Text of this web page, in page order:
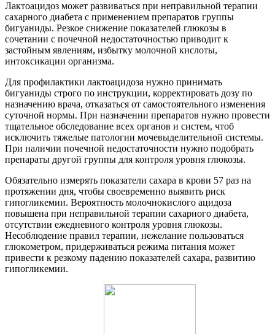
Лактоацидоз может развиваться при неправильной терапии
сахарного диабета с применением препаратов группы
бигуаниды. Резкое снижение показателей глюкозы в
сочетании с почечной недостаточностью приводит к
застойным явлениям, избытку молочной кислоты,
интоксикации организма.
Для профилактики лактоацидоза нужно принимать
бигуаниды строго по инструкции, корректировать дозу по
назначению врача, отказаться от самостоятельного изменения
суточной нормы. При назначении препаратов нужно провести
тщательное обследование всех органов и систем, чтоб
исключить тяжелые патологии мочевыделительной системы.
При наличии почечной недостаточности нужно подобрать
препараты другой группы для контроля уровня глюкозы.
Обязательно измерять показатели сахара в крови 57 раз на
протяжении дня, чтобы своевременно выявить риск
гипогликемии. Вероятность молочнокислого ацидоза
повышена при неправильной терапии сахарного диабета,
отсутствии ежедневного контроля уровня глюкозы.
Несоблюдение правил терапии, нежелание пользоваться
глюкометром, придерживаться режима питания может
привести к резкому падению показателей сахара, развитию
гипогликемии.